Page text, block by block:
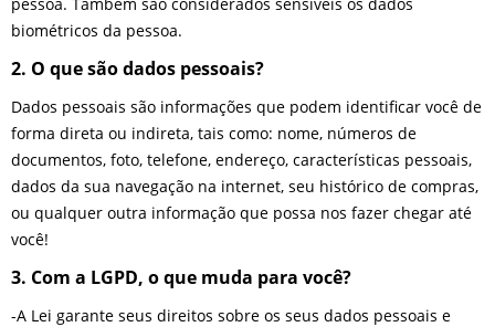
biométricos da pessoa.
2. O que são dados pessoais?
Dados pessoais são informações que podem identificar você de
forma direta ou indireta, tais como: nome, números de
documentos, foto, telefone, endereço, características pessoais,
dados da sua navegação na internet, seu histórico de compras,
ou qualquer outra informação que possa nos fazer chegar até
você!
3. Com a LGPD, o que muda para você?
-A Lei garante seus direitos sobre os seus dados pessoais e